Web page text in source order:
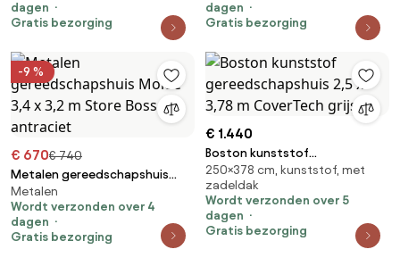
dagen
Gratis bezorging
dagen
Gratis bezorging
-9 %
€ 670€ 740
Metalen gereedschapshuis
Molde 3,4 x 3,2 m Store Boss
antraciet
Metalen
Wordt verzonden over 4
dagen
Gratis bezorging
€ 1.440
Boston kunststof
gereedschapshuis 2,5 x 3,78 m
CoverTech grijs
250×378 cm, kunststof, met
zadeldak
Wordt verzonden over 5
dagen
Gratis bezorging